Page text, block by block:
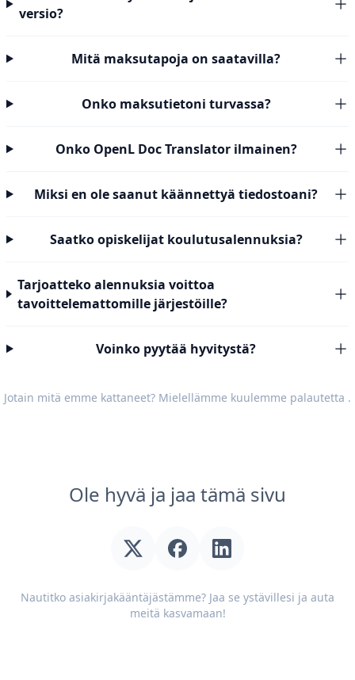
versio?
Mitä maksutapoja on saatavilla?
Onko maksutietoni turvassa?
Onko OpenL Doc Translator ilmainen?
Miksi en ole saanut käännettyä tiedostoani?
Saatko opiskelijat koulutusalennuksia?
Tarjoatteko alennuksia voittoa
tavoittelemattomille järjestöille?
Voinko pyytää hyvitystä?
Jotain mitä emme kattaneet? Mielellämme kuulemme palautetta .
Ole hyvä ja jaa tämä sivu
Nautitko asiakirjakääntäjästämme? Jaa se ystävillesi ja auta
meitä kasvamaan!